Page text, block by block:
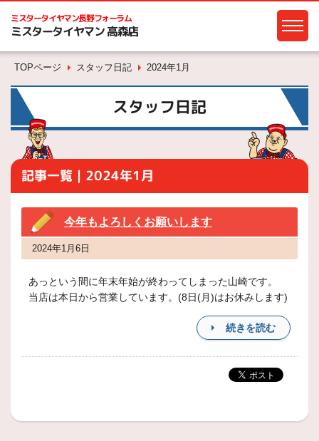
ミスタータイヤマン長野フォーラム
ミスタータイヤマン 高森店
TOPページ スタッフ日記 2024年1月
スタッフ日記
記事一覧｜2024年1月
今年もよろしくお願いします
2024年1月6日
あっという間に年末年始が終わってしまった山崎です。
当店は本日から営業しています。(8日(月)はお休みします)
続きを読む